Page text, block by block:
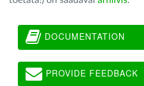
DOCUMENTATION
PROVIDE FEEDBACK